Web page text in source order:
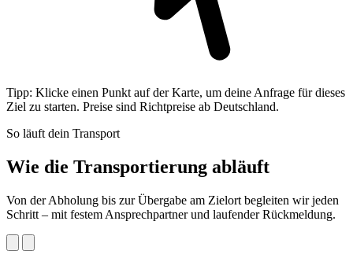
Tipp: Klicke einen Punkt auf der Karte, um deine Anfrage für dieses
Ziel zu starten. Preise sind Richtpreise ab Deutschland.
So läuft dein Transport
Wie die Transportierung abläuft
Von der Abholung bis zur Übergabe am Zielort begleiten wir jeden
Schritt – mit festem Ansprechpartner und laufender Rückmeldung.